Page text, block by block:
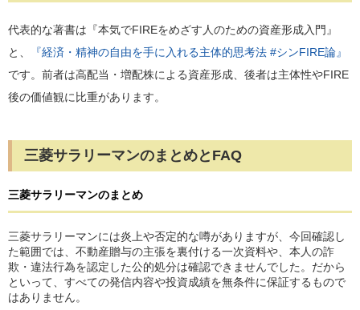
代表的な著書は『本気でFIREをめざす人のための資産形成入門』
と、
『経済・精神の自由を手に入れる主体的思考法 #シンFIRE論』
です。前者は高配当・増配株による資産形成、後者は主体性やFIRE
後の価値観に比重があります。
三菱サラリーマンのまとめとFAQ
三菱サラリーマンのまとめ
三菱サラリーマンには炎上や否定的な噂がありますが、今回確認し
た範囲では、不動産贈与の主張を裏付ける一次資料や、本人の詐
欺・違法行為を認定した公的処分は確認できませんでした。だから
といって、すべての発信内容や投資成績を無条件に保証するもので
はありません。